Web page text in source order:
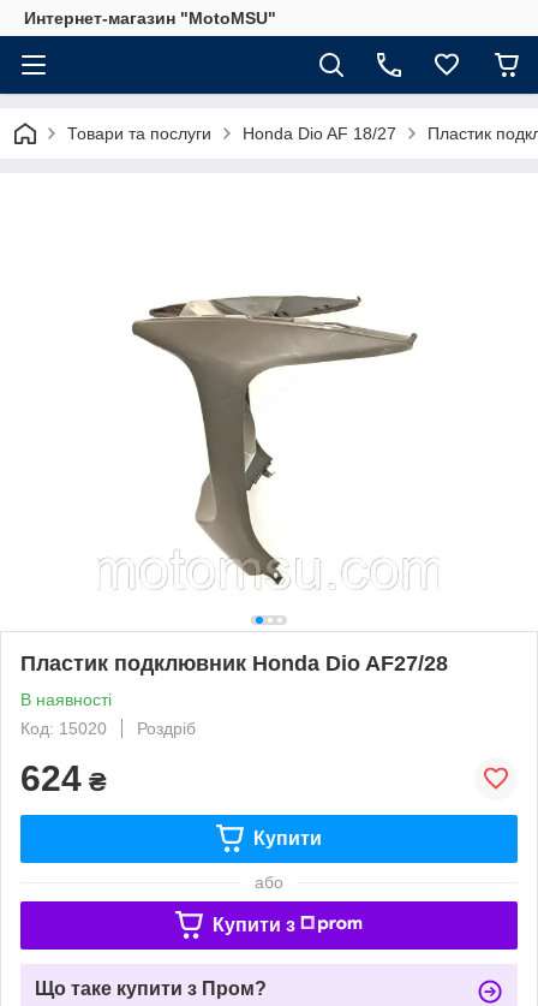
Интернет-магазин "MotoMSU"
Товари та послуги Honda Dio AF 18/27 Пластик
Пластик подклювник Honda Dio AF27/28
В наявності
Код: 15020
Роздріб
624 ₴
Купити
або
Купити з
Що таке купити з Пром?